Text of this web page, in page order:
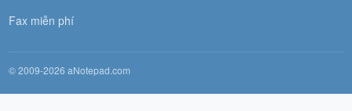
Fax miễn phí
© 2009-2026 aNotepad.com